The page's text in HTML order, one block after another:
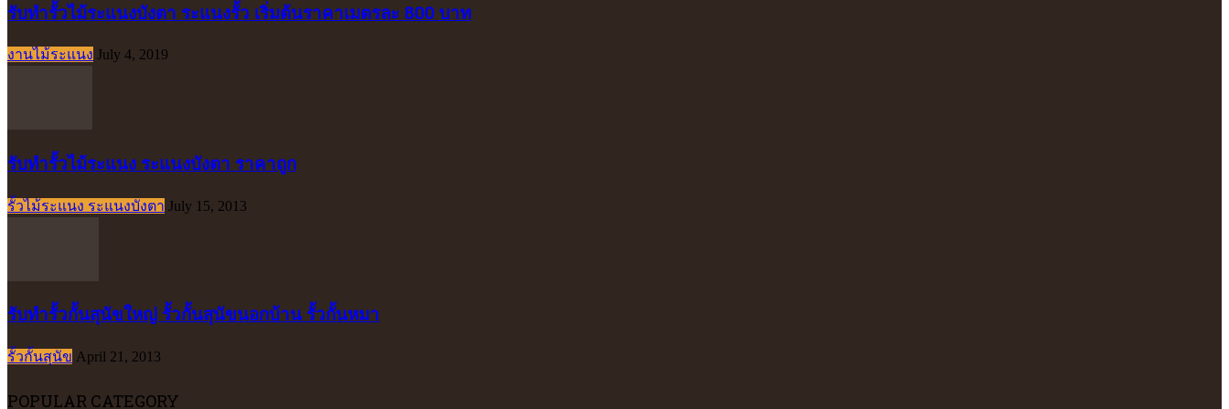
รับทำรั้วไม้ระแนงบังตา ระแนงรั้ว เริ่มต้นราคาเมตรละ 800 บาท
งานไม้ระแนง July 4, 2019
รับทำรั้วไม้ระแนง ระแนงบังตา ราคาถูก
รั้วไม้ระแนง ระแนงบังตา July 15, 2013
รับทำรั้วกั้นสุนัขใหญ่ รั้วกั้นสุนัขนอกบ้าน รั้วกั้นหมา
รั้วกั้นสุนัข April 21, 2013
POPULAR CATEGORY